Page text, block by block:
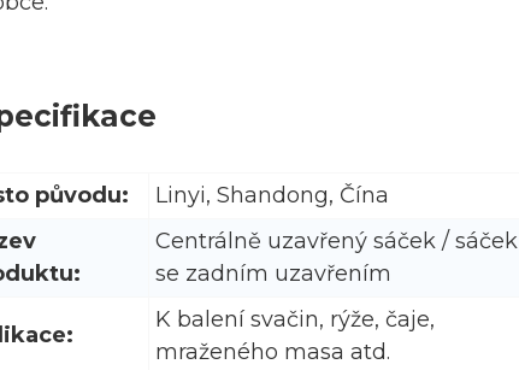
původu: Linyi, Shandong, Čína
Centrálně uzavřený sáček / sáček
se zadním uzavřením
K balení svačin, rýže, čaje,
mraženého masa atd.